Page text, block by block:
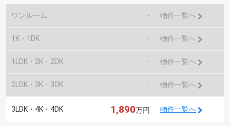
ワンルーム - 物件一覧へ
1K・1DK - 物件一覧へ
1LDK・2K・2DK - 物件一覧へ
2LDK・3K・3DK - 物件一覧へ
3LDK・4K・4DK 1,890万円 物件一覧へ